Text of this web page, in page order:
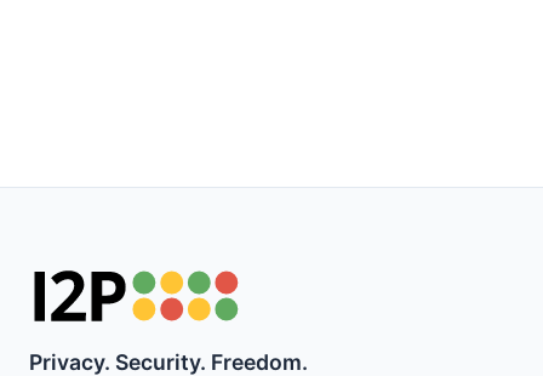
Privacy. Security. Freedom.